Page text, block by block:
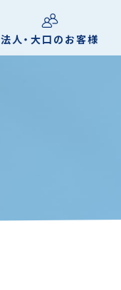
法人・大口の お客様